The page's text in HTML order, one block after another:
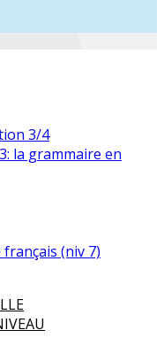
3/4
la grammaire en
(niv 7)